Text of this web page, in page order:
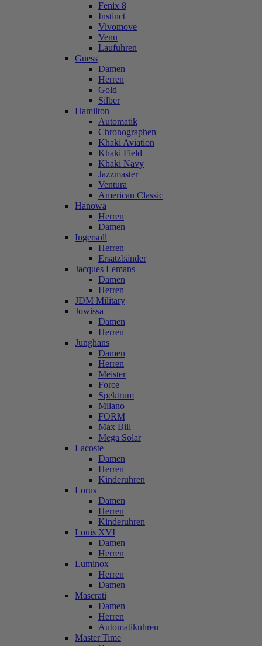
Fenix 8
Instinct
Vivomove
Venu
Laufuhren
Guess
Damen
Herren
Gold
Silber
Hamilton
Automatik
Chronographen
Khaki Aviation
Khaki Field
Khaki Navy
Jazzmaster
Ventura
American Classic
Hanowa
Herren
Damen
Ingersoll
Herren
Ersatzbänder
Jacques Lemans
Damen
Herren
JDM Military
Jowissa
Damen
Herren
Junghans
Damen
Herren
Meister
Force
Spektrum
Milano
FORM
Max Bill
Mega Solar
Lacoste
Damen
Herren
Kinderuhren
Lorus
Damen
Herren
Kinderuhren
Louis XVI
Damen
Herren
Luminox
Herren
Damen
Maserati
Damen
Herren
Automatikuhren
Master Time